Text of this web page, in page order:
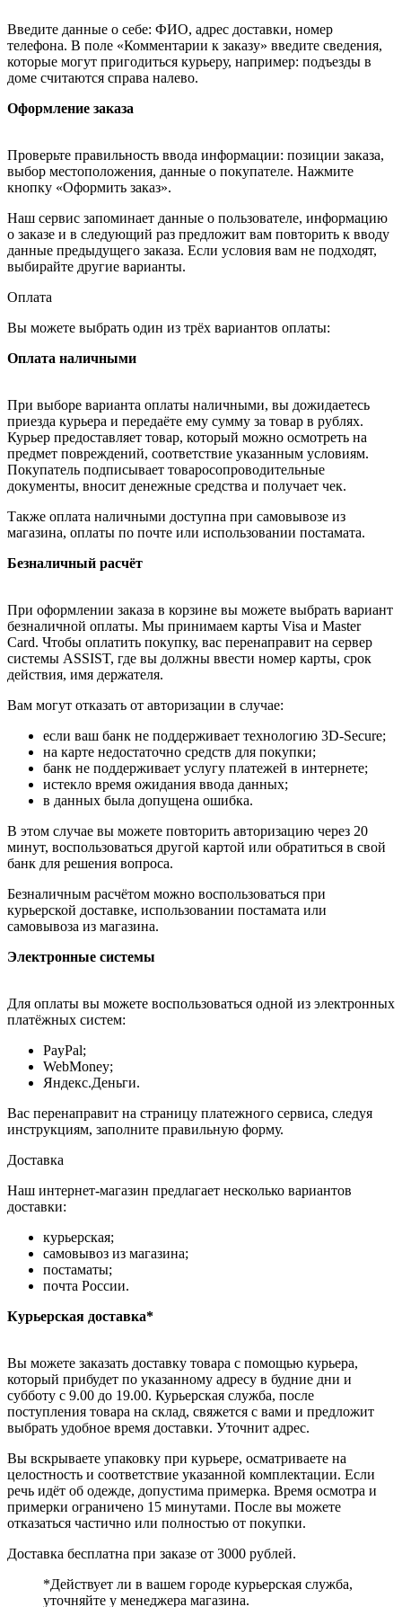
Введите данные о себе: ФИО, адрес доставки, номер
телефона. В поле «Комментарии к заказу» введите сведения,
которые могут пригодиться курьеру, например: подъезды в
доме считаются справа налево.
Оформление заказа
Проверьте правильность ввода информации: позиции заказа,
выбор местоположения, данные о покупателе. Нажмите
кнопку «Оформить заказ».
Наш сервис запоминает данные о пользователе, информацию
о заказе и в следующий раз предложит вам повторить к вводу
данные предыдущего заказа. Если условия вам не подходят,
выбирайте другие варианты.
Оплата
Вы можете выбрать один из трёх вариантов оплаты:
Оплата наличными
При выборе варианта оплаты наличными, вы дожидаетесь
приезда курьера и передаёте ему сумму за товар в рублях.
Курьер предоставляет товар, который можно осмотреть на
предмет повреждений, соответствие указанным условиям.
Покупатель подписывает товаросопроводительные
документы, вносит денежные средства и получает чек.
Также оплата наличными доступна при самовывозе из
магазина, оплаты по почте или использовании постамата.
Безналичный расчёт
При оформлении заказа в корзине вы можете выбрать вариант
безналичной оплаты. Мы принимаем карты Visa и Master
Card. Чтобы оплатить покупку, вас перенаправит на сервер
системы ASSIST, где вы должны ввести номер карты, срок
действия, имя держателя.
Вам могут отказать от авторизации в случае:
если ваш банк не поддерживает технологию 3D-Secure;
на карте недостаточно средств для покупки;
банк не поддерживает услугу платежей в интернете;
истекло время ожидания ввода данных;
в данных была допущена ошибка.
В этом случае вы можете повторить авторизацию через 20
минут, воспользоваться другой картой или обратиться в свой
банк для решения вопроса.
Безналичным расчётом можно воспользоваться при
курьерской доставке, использовании постамата или
самовывоза из магазина.
Электронные системы
Для оплаты вы можете воспользоваться одной из электронных
платёжных систем:
PayPal;
WebMoney;
Яндекс.Деньги.
Вас перенаправит на страницу платежного сервиса, следуя
инструкциям, заполните правильную форму.
Доставка
Наш интернет-магазин предлагает несколько вариантов
доставки:
курьерская;
самовывоз из магазина;
постаматы;
почта России.
Курьерская доставка*
Вы можете заказать доставку товара с помощью курьера,
который прибудет по указанному адресу в будние дни и
субботу с 9.00 до 19.00. Курьерская служба, после
поступления товара на склад, свяжется с вами и предложит
выбрать удобное время доставки. Уточнит адрес.
Вы вскрываете упаковку при курьере, осматриваете на
целостность и соответствие указанной комплектации. Если
речь идёт об одежде, допустима примерка. Время осмотра и
примерки ограничено 15 минутами. После вы можете
отказаться частично или полностью от покупки.
Доставка бесплатна при заказе от 3000 рублей.
*Действует ли в вашем городе курьерская служба,
уточняйте у менеджера магазина.